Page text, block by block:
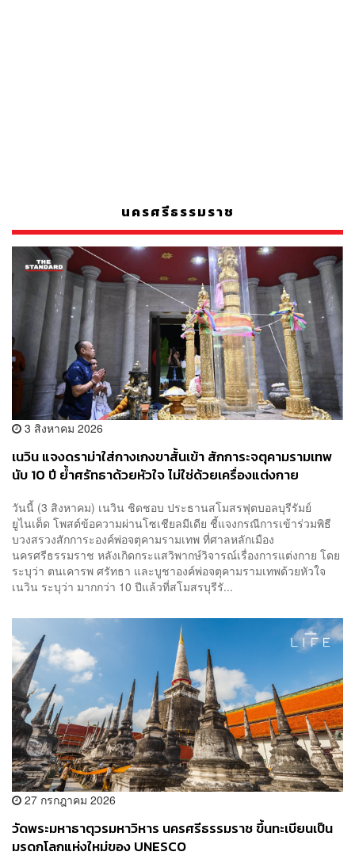
นครศรีธรรมราช
3 สิงหาคม 2026
เนวิน แจงดราม่าใส่กางเกงขาสั้นเข้า สักการะจตุคามรามเทพ
นับ 10 ปี ย้ำศรัทธาด้วยหัวใจ ไม่ใช่ด้วยเครื่องแต่งกาย
วันนี้ (3 สิงหาคม) เนวิน ชิดชอบ ประธานสโมสรฟุตบอลบุรีรัมย์
ยูไนเต็ด โพสต์ข้อความผ่านโซเชียลมีเดีย ชี้แจงกรณีการเข้าร่วมพิธี
บวงสรวงสักการะองค์พ่อจตุคามรามเทพ ที่ศาลหลักเมือง
นครศรีธรรมราช หลังเกิดกระแสวิพากษ์วิจารณ์เรื่องการแต่งกาย โดย
ระบุว่า ตนเคารพ ศรัทธา และบูชาองค์พ่อจตุคามรามเทพด้วยหัวใจ
เนวิน ระบุว่า มากกว่า 10 ปีแล้วที่สโมสรบุรีรั...
27 กรกฎาคม 2026
วัดพระมหาธาตุวรมหาวิหาร นครศรีธรรมราช ขึ้นทะเบียนเป็น
มรดกโลกแห่งใหม่ของ UNESCO